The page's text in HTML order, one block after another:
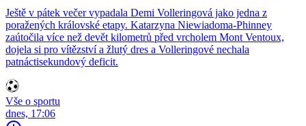
Ještě v pátek večer vypadala Demi Volleringová jako jedna z
poražených královské etapy. Katarzyna Niewiadoma-Phinney
zaútočila více než devět kilometrů před vrcholem Mont Ventoux,
dojela si pro vítězství a žlutý dres a Volleringové nechala
patnáctisekundový deficit.
Vše o sportu
dnes, 17:06